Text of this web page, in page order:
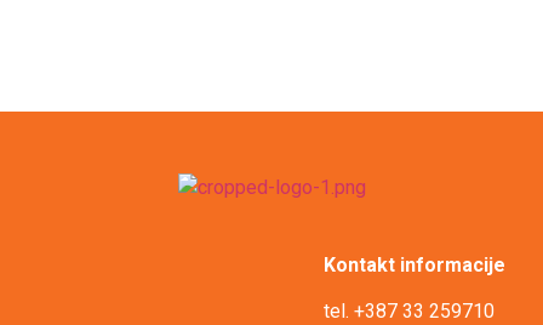
Kontakt informacije
tel. +387 33 259710